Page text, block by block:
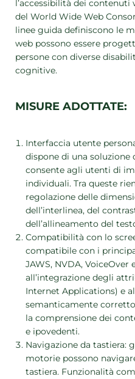
DE IT EN +39 0471
RICHIESTA
l’accessibilità dei contenuti
del World Wide Web
linee guida definiscono le
web possono essere
persone con diverse
cognitive.
MISURE ADOTTATE:
Interfaccia utente
dispone di una
consente agli utenti di
individuali. Tra queste
regolazione delle
dell’interlinea, del
dell’allineamento del
Compatibilità con lo
compatibile con i
JAWS, NVDA, VoiceOver
all’integrazione degli
Internet Applications) e
semanticamente
la comprensione dei
e ipovedenti.
Navigazione da tastiera:
motorie possono
tastiera. Funzionalità